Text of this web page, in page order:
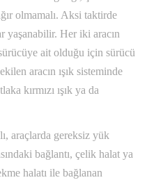
olmamalı. Aksi taktirde
yaşanabilir. Her iki aracın
ait olduğu için sürücü
aracın ışık sisteminde
kırmızı ışık ya da
araçlarda gereksiz yük
bağlantı, çelik halat ya
halatı ile bağlanan